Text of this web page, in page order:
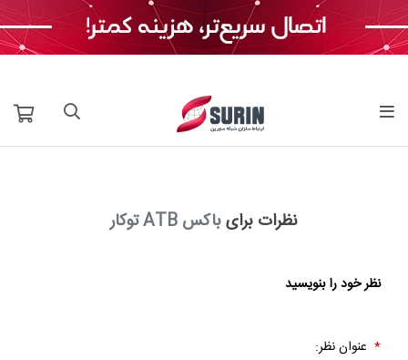
نظرات برایباکس ATB توکار
نظر خود را بنویسید
عنوان نظر: *